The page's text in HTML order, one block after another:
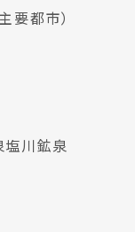
要都市）
塩川鉱泉